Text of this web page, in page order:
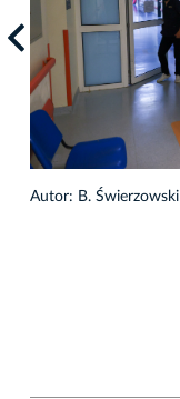
Autor: B. Świerzowski